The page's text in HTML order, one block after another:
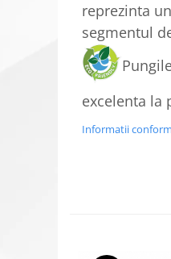
reprezinta
segmentul
excelenta la
Informatii